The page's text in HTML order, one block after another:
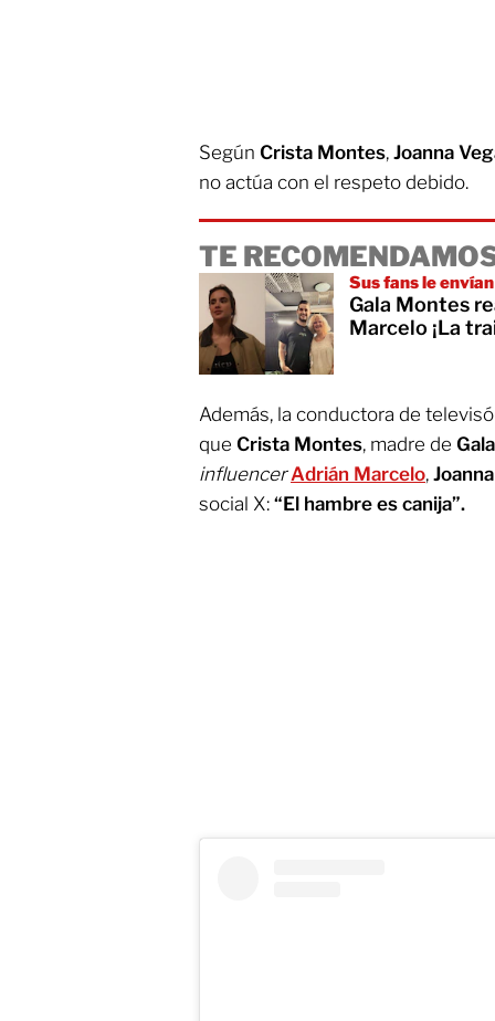
Según Crista Montes, Joanna
no actúa con el respeto debido.
TE
Sus fans le
Gala Montes
Marcelo ¡La
Además, la conductora de
que Crista Montes, madre de
influencerAdrián Marcelo,
social X: “El hambre es canija”.